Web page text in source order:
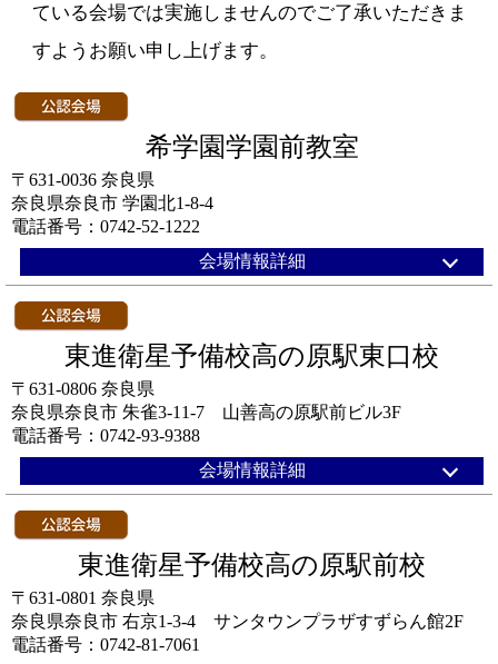
ている会場では実施しませんのでご了承いただきま
すようお願い申し上げます。
希学園学園前教室
〒631-0036 奈良県
奈良県奈良市 学園北1-8-4
電話番号：0742-52-1222
会場情報詳細
東進衛星予備校高の原駅東口校
〒631-0806 奈良県
奈良県奈良市 朱雀3-11-7 山善高の原駅前ビル3F
電話番号：0742-93-9388
会場情報詳細
東進衛星予備校高の原駅前校
〒631-0801 奈良県
奈良県奈良市 右京1-3-4 サンタウンプラザすずらん館2F
電話番号：0742-81-7061